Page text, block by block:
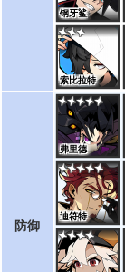
钢牙鲨
索比拉特
防御
弗里德
迪符特